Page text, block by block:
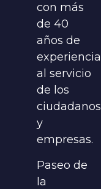
con más
de 40
años de
experiencia
al servicio
de los
ciudadanos
y
empresas.
Paseo de
la